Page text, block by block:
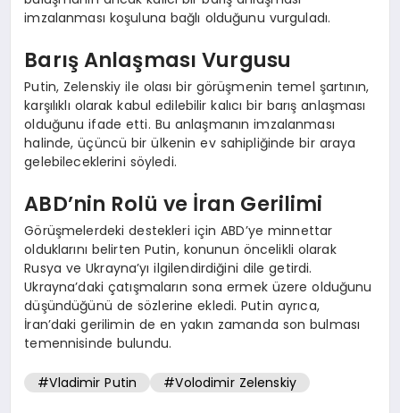
imzalanması koşuluna bağlı olduğunu vurguladı.
Barış Anlaşması Vurgusu
Putin, Zelenskiy ile olası bir görüşmenin temel şartının,
karşılıklı olarak kabul edilebilir kalıcı bir barış anlaşması
olduğunu ifade etti. Bu anlaşmanın imzalanması
halinde, üçüncü bir ülkenin ev sahipliğinde bir araya
gelebileceklerini söyledi.
ABD’nin Rolü ve İran Gerilimi
Görüşmelerdeki destekleri için ABD’ye minnettar
olduklarını belirten Putin, konunun öncelikli olarak
Rusya ve Ukrayna’yı ilgilendirdiğini dile getirdi.
Ukrayna’daki çatışmaların sona ermek üzere olduğunu
düşündüğünü de sözlerine ekledi. Putin ayrıca,
İran’daki gerilimin de en yakın zamanda son bulması
temennisinde bulundu.
#Vladimir Putin #Volodimir Zelenskiy